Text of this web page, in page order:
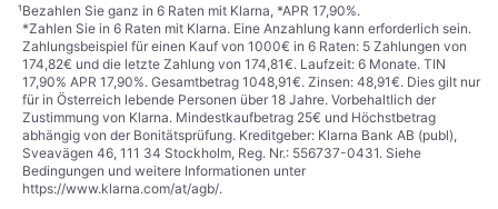
¹Bezahlen Sie ganz in 6 Raten mit Klarna, *APR 17,90%.
*Zahlen Sie in 6 Raten mit Klarna. Eine Anzahlung kann erforderlich sein.
Zahlungsbeispiel für einen Kauf von 1000€ in 6 Raten: 5 Zahlungen von
174,82€ und die letzte Zahlung von 174,81€. Laufzeit: 6 Monate. TIN
17,90% APR 17,90%. Gesamtbetrag 1048,91€. Zinsen: 48,91€. Dies gilt nur
für in Österreich lebende Personen über 18 Jahre. Vorbehaltlich der
Zustimmung von Klarna. Mindestkaufbetrag 25€ und Höchstbetrag
abhängig von der Bonitätsprüfung. Kreditgeber: Klarna Bank AB (publ),
Sveavägen 46, 111 34 Stockholm, Reg. Nr.: 556737-0431. Siehe
Bedingungen und weitere Informationen unter
https://www.klarna.com/at/agb/.